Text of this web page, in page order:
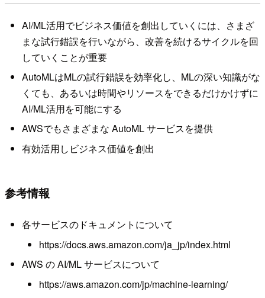
AI/ML活用でビジネス価値を創出していくには、さまざ
まな試行錯誤を行いながら、改善を続けるサイクルを回
していくことが重要
AutoMLはMLの試行錯誤を効率化し、MLの深い知識がな
くても、あるいは時間やリソースをできるだけかけずに
AI/ML活用を可能にする
AWSでもさまざまな AutoML サービスを提供
有効活用しビジネス価値を創出
参考情報
各サービスのドキュメントについて
https://docs.aws.amazon.com/ja_jp/index.html
AWS の AI/ML サービスについて
https://aws.amazon.com/jp/machine-learning/